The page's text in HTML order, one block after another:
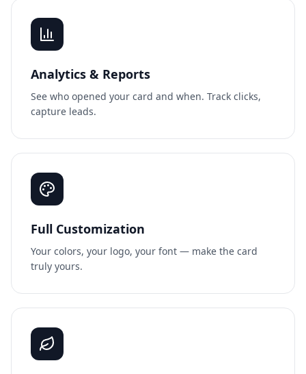
Analytics & Reports
See who opened your card and when. Track clicks,
capture leads.
Full Customization
Your colors, your logo, your font — make the card
truly yours.